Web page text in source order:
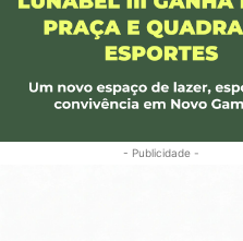
- Publicidade -